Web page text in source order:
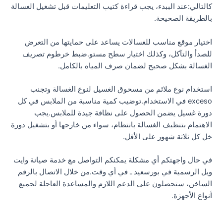
كالتالي:عند الببدء، يجب قراءة كتيب التعليمات قبل تشغيل الغسالة
بالطريقة الصحيحة.
اختيار موقع مناسب للغسالات يساعد على حمايتها من التعرض
للصدأ والتآكل، وكذلك اختيار سطح مستو.ضبط خرطوم تصريف
الغسالة بشكل صحيح لضمان صرف المياه بالكامل.
استخدام نوع ملائم من مسحوق الغسيل لنوع الغسالة وتجنب
exceso في الاستخدام.توضيب كمية مناسبة من الملابس في كل
دورة غسيل يضمن الحصول على نظافة جيدة للملابس.يجب
الاهتمام بتنظيف الغسالة بانتظام، سواء من خارجها أو بتشغيل دورة
خل كل ثلاثة شهور على الأقل.
في حال واجهتكم أي مشكلة يمكنكم التواصل مع خدمة صيانة وايت
ويل الرسمية في بورسعيد ـ في أي وقت.من خلال الاتصال بالرقم
الساخن، ستحصلون على الدعم اللازم والمساعدة العاجلة لجميع
أنواع الأجهزة.